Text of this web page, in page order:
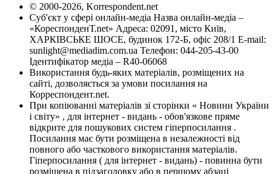
© 2000-2026, Korrespondent.net
Суб'єкт у сфері онлайн-медіа Назва онлайн-медіа –
«КореспонденТ.net» Адреса: 02091, місто Київ,
ХАРКІВСЬКЕ ШОСЕ, будинок 172-Б, офіс 208/1 E-mail:
sunlight@mediadim.com.ua Телефон: 044-205-43-00
Ідентифікатор медіа – R40-06068
Використання будь-яких матеріалів, розміщених на
сайті, дозволяється за умови посилання на
Корреспондент.net.
При копіюванні матеріалів зі сторінки « Новини України
і світу» , для інтернет - видань - обов'язкове пряме
відкрите для пошукових систем гіперпосилання .
Посилання має бути розміщена в незалежності від
повного або часткового використання матеріалів.
Гіперпосилання ( для інтернет - видань) - повинна бути
розміщена в підзаголовку або в першому абзаці